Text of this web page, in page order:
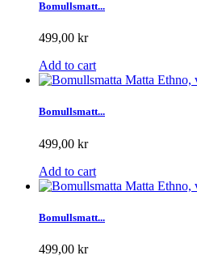
Bomullsmatt...
499,00 kr
Add to cart
Bomullsmatt...
499,00 kr
Add to cart
Bomullsmatt...
499,00 kr